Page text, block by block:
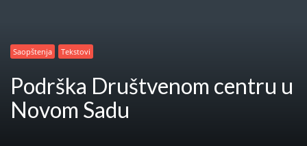
Saopštenja Tekstovi
Podrška Društvenom centru u
Novom Sadu